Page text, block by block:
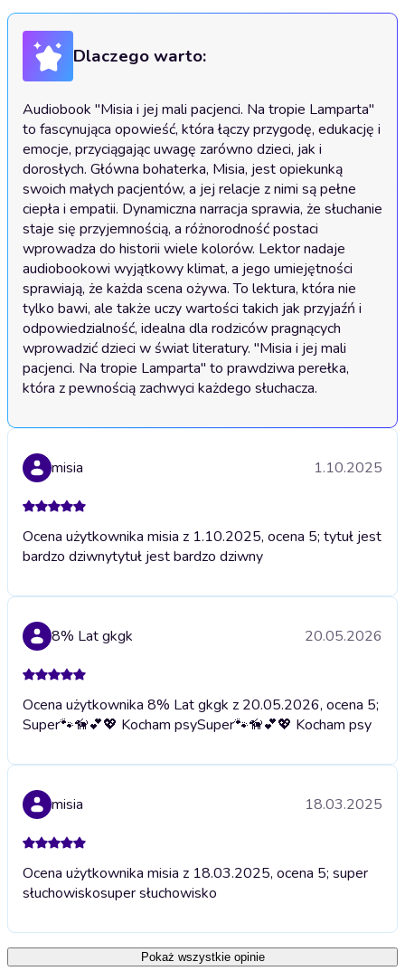
Dlaczego warto:
Audiobook "Misia i jej mali pacjenci. Na tropie Lamparta"
to fascynująca opowieść, która łączy przygodę, edukację i
emocje, przyciągając uwagę zarówno dzieci, jak i
dorosłych. Główna bohaterka, Misia, jest opiekunką
swoich małych pacjentów, a jej relacje z nimi są pełne
ciepła i empatii. Dynamiczna narracja sprawia, że słuchanie
staje się przyjemnością, a różnorodność postaci
wprowadza do historii wiele kolorów. Lektor nadaje
audiobookowi wyjątkowy klimat, a jego umiejętności
sprawiają, że każda scena ożywa. To lektura, która nie
tylko bawi, ale także uczy wartości takich jak przyjaźń i
odpowiedzialność, idealna dla rodziców pragnących
wprowadzić dzieci w świat literatury. "Misia i jej mali
pacjenci. Na tropie Lamparta" to prawdziwa perełka,
która z pewnością zachwyci każdego słuchacza.
misia 1.10.2025
Ocena użytkownika misia z 1.10.2025, ocena 5; tytuł jest
bardzo dziwnytytuł jest bardzo dziwny
8% Lat gkgk 20.05.2026
Ocena użytkownika 8% Lat gkgk z 20.05.2026, ocena 5;
Super🐾🦮💕💖 Kocham psySuper🐾🦮💕💖 Kocham psy
misia 18.03.2025
Ocena użytkownika misia z 18.03.2025, ocena 5; super
słuchowiskosuper słuchowisko
Pokaż wszystkie opinie